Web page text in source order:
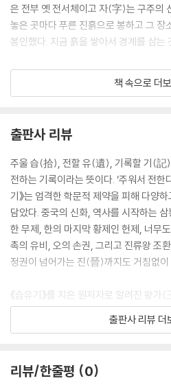
은 전부 옛 전서체이고 자(字)는 구주의
놓은 곳마다 푸른 진흙으로 봉하고 그 장
봉인했다. 지금 흙을 쌓아서 경계를 삼는
2.
을 수습하는 작업을 조증의 집에서 하는
국이 사라질 새가 없었으니 모든 책이 왕
들은 문밖에 사당을 세우고 ‘조사부님 사
가 일어나서 집집마다 창고가 불타자 조
릴까 너무 걱정이 되었다. 그는 서고 주변
을 숨기는 치밀함을 보였으니 조증을 ‘책
3.
석계륜이 사랑한 첩의 이름은 상풍(翔
서 얻었다. 10살부터 집에서 길렀는데
자태도 빼어났다. 옥 소리를 기묘하게 구
했다. 석숭은 재력으로 황실에 버금가는
썩은 흙더미처럼 아무데나 널려 있었다.
책 속으로 더
출판사 리뷰
주울 습(拾), 전할 유(遺), 기록할 기(記)
전하는 기록이라는 뜻이다. ‘주워서 전한
기》는 엄격한 학문적 제약을 피해 다양
담았다. 중국의 신화, 역사를 시작하는
한 무제, 한의 마지막 황제인 헌제, 너무
촉의 유비, 오의 손권, 그리고 진류왕 조
정권이 넘어가는 진(晉)까지도 거침없이
《습유기》를 지은 원저자로 알려진 왕
를 마음대로 주워 모아 19권의 서적으로
중에 양(梁)의 소기가 10권으로 복원했
드는 ‘왕의 남자’들도 있다. 그런가 하면
출판사 리뷰 더
리뷰/한줄평 0